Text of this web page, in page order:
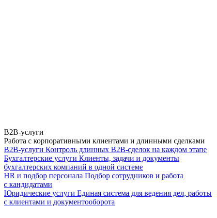
B2B-услуги
Работа с корпоративными клиентами и длинными сделками
B2B-услуги Контроль длинных B2B-сделок на каждом этапе
Бухгалтерские услуги Клиенты, задачи и документы
бухгалтерских компаний в одной системе
HR и подбор персонала Подбор сотрудников и работа
с кандидатами
Юридические услуги Единая система для ведения дел, работы
с клиентами и документооборота